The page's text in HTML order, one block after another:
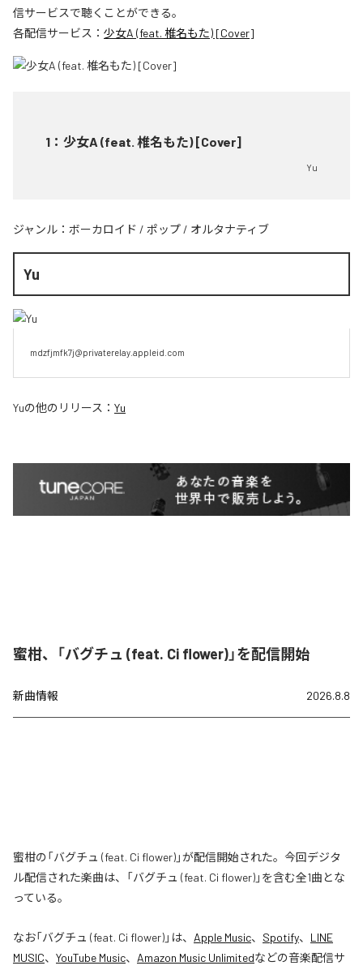
信サービスで聴くことができる。
各配信サービス： 少女A (feat. 椎名もた) [Cover]
1 ： 少女A (feat. 椎名もた) [Cover]
Yu
ジャンル： ボーカロイド / ポップ / オルタナティブ
Yu
mdzfjmfk7j@privaterelay.appleid.com
Yuの他のリリース： Yu
蜜柑、「バグチュ (feat. Ci flower)」を配信開始
新曲情報 2026.8.8
蜜柑の「バグチュ (feat. Ci flower)」が配信開始された。今回デジタ
ル配信された楽曲は、「バグチュ (feat. Ci flower)」を含む全1曲とな
っている。
なお「バグチュ (feat. Ci flower)」は、 Apple Music、 Spotify、 LINE
MUSIC、 YouTube Music、 Amazon Music Unlimitedなどの音楽配信サ